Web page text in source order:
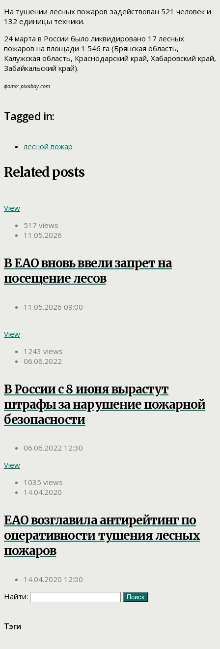
На тушении лесных пожаров задействован 521 человек и
132 единицы техники.
24 марта в России было ликвидировано 17 лесных
пожаров на площади 1 546 га (Брянская область,
Калужская область, Краснодарский край, Хабаровский край,
Забайкальский край).
фото: pixabay.com
Tagged in:
лесной пожар
Related posts
View
517 views
11.05.2026
В ЕАО вновь ввели запрет на
посещение лесов
11.05.2026 09:00
View
1243 views
06.06.2022
В России с 8 июня вырастут
штрафы за нарушение пожарной
безопасности
06.06.2022 12:30
View
1035 views
14.04.2020
ЕАО возглавила антирейтинг по
оперативности тушения лесных
пожаров
14.04.2020 12:00
Найти:
Тэги